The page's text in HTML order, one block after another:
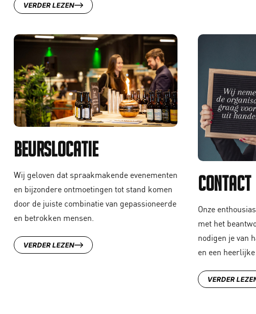
VERDER LEZEN
Beurslocatie
Wij geloven dat spraakmakende evenementen
en bijzondere ontmoetingen tot stand komen
door de juiste combinatie van gepassioneerde
en betrokken mensen.
VERDER LEZEN
Contact
Onze
met het
nodigen je van
en een
VERDER